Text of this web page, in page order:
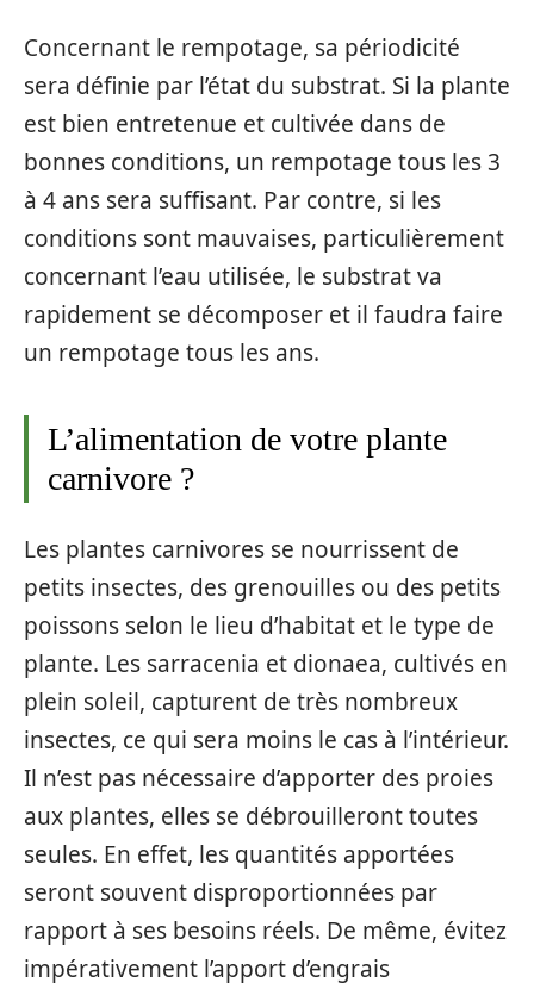
Concernant le rempotage, sa périodicité
sera définie par l’état du substrat. Si la plante
est bien entretenue et cultivée dans de
bonnes conditions, un rempotage tous les 3
à 4 ans sera suffisant. Par contre, si les
conditions sont mauvaises, particulièrement
concernant l’eau utilisée, le substrat va
rapidement se décomposer et il faudra faire
un rempotage tous les ans.
L’alimentation de votre plante
carnivore ?
Les plantes carnivores se nourrissent de
petits insectes, des grenouilles ou des petits
poissons selon le lieu d’habitat et le type de
plante. Les sarracenia et dionaea, cultivés en
plein soleil, capturent de très nombreux
insectes, ce qui sera moins le cas à l’intérieur.
Il n’est pas nécessaire d’apporter des proies
aux plantes, elles se débrouilleront toutes
seules. En effet, les quantités apportées
seront souvent disproportionnées par
rapport à ses besoins réels. De même, évitez
impérativement l’apport d’engrais